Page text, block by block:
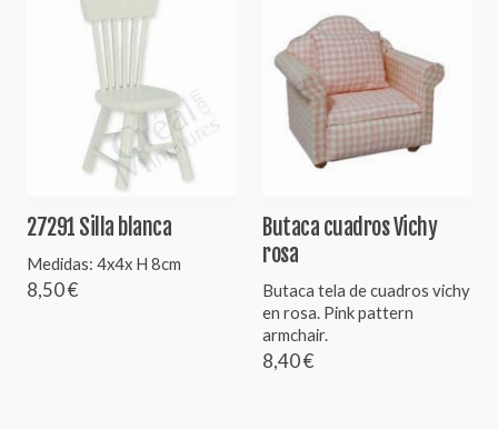
27291 Silla blanca
Medidas: 4x4x H 8cm
8,50 €
Butaca cuadros Vichy
rosa
Butaca tela de cuadros vichy
en rosa. Pink pattern
armchair.
8,40 €